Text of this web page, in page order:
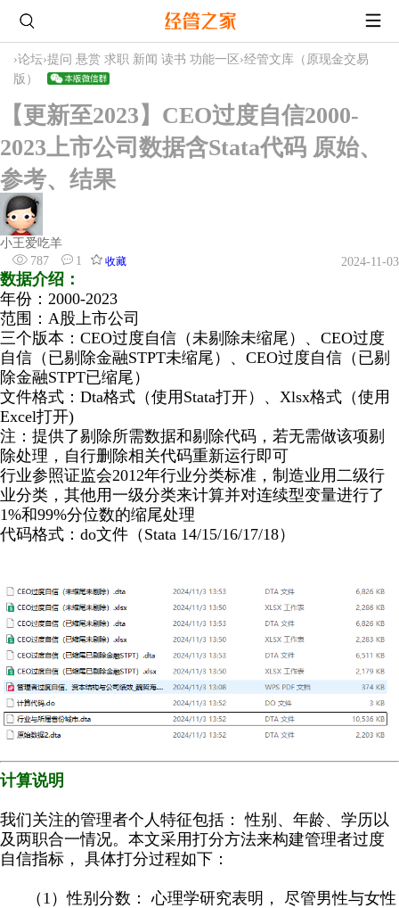
›论坛›提问 悬赏 求职 新闻 读书 功能一区 ›经管文库（原现金交易
版）
【更新至2023】CEO过度自信2000-
2023上市公司数据含Stata代码 原始、
参考、结果
小王爱吃羊
787
1 收藏 2024-11-03
数据介绍：
年份：2000-2023
范围：A股上市公司
三个版本：CEO过度自信（未剔除未缩尾）、CEO过度
自信（已剔除金融STPT未缩尾）、CEO过度自信（已剔
除金融STPT已缩尾）
文件格式：Dta格式（使用Stata打开）、Xlsx格式（使用
Excel打开)
注：提供了剔除所需数据和剔除代码，若无需做该项剔
除处理，自行删除相关代码重新运行即可
行业参照证监会2012年行业分类标准，制造业用二级行
业分类，其他用一级分类来计算并对连续型变量进行了
1%和99%分位数的缩尾处理
代码格式：do文件（Stata 14/15/16/17/18）
计算说明
我们关注的管理者个人特征包括： 性别、年龄、学历以
及两职合一情况。本文采用打分方法来构建管理者过度
自信指标， 具体打分过程如下：
（1）性别分数： 心理学研究表明， 尽管男性与女性